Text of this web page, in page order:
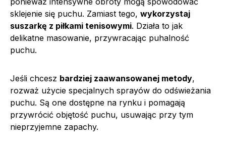
sklejenie się puchu. Zamiast tego, wykorzystaj
suszarkę z piłkami tenisowymi. Działa to jak
delikatne masowanie, przywracając puhalność
puchu.
Jeśli chcesz bardziej zaawansowanej metody,
rozważ użycie specjalnych sprayów do odświeżania
puchu. Są one dostępne na rynku i pomagają
przywrócić objętość puchu, usuwając przy tym
nieprzyjemne zapachy.